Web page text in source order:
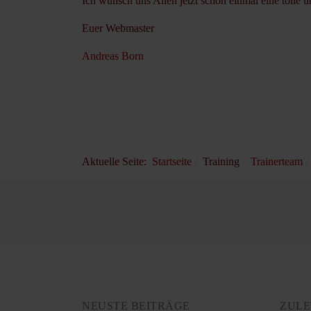
Euer Webmaster
Andreas Born
Aktuelle Seite: Startseite Training Trainerteam
NEUSTE BEITRÄGE